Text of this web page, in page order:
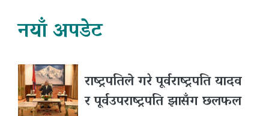
नयाँ अपडेट
राष्ट्रपतिले गरे पूर्वराष्ट्रपति यादव
र पूर्वउपराष्ट्रपति झासँग छलफल